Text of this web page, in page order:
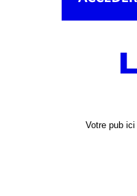
Votre pub